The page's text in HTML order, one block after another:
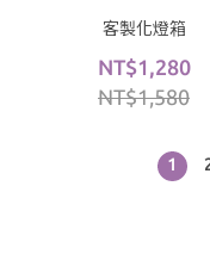
客製化燈箱
NT$1,280
NT$1,580
1